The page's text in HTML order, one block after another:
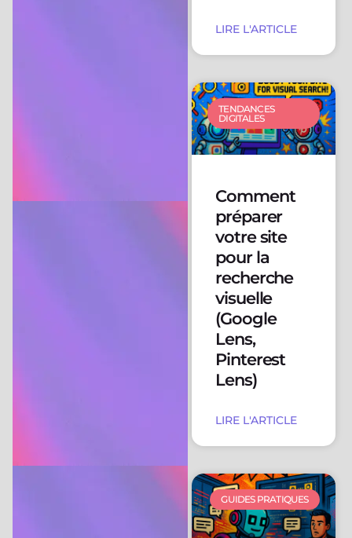
LIRE L'ARTICLE
TENDANCES
DIGITALES
Comment
préparer
votre site
pour la
recherche
visuelle
(Google
Lens,
Pinterest
Lens)
LIRE L'ARTICLE
GUIDES PRATIQUES